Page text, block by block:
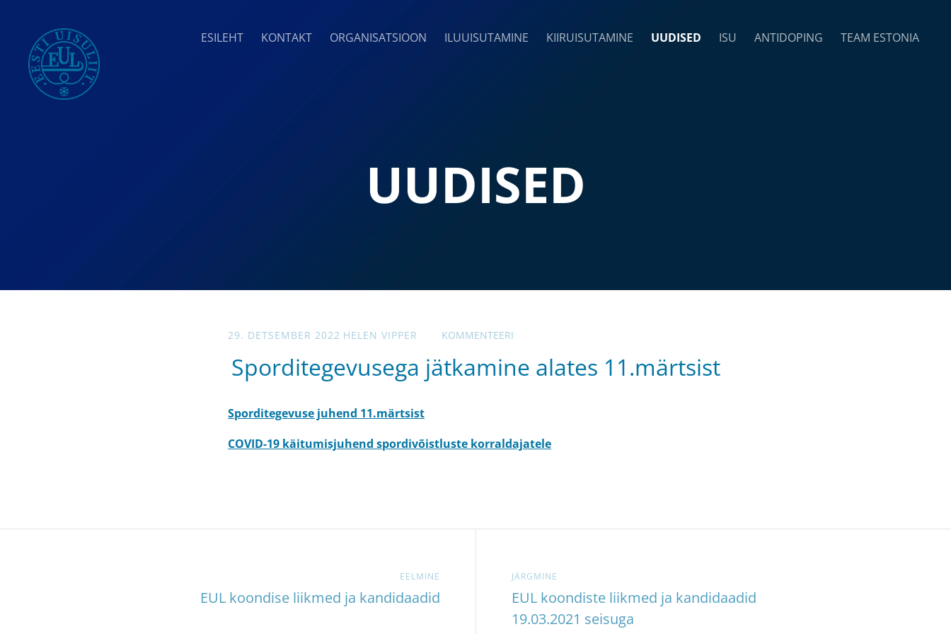
ESILEHT KONTAKT ORGANISATSIOON ILUUISUTAMINE KIIRUISUTAMINE UUDISED ISU ANTIDOPING TEAM ESTONIA
UUDISED
29. DETSEMBER 2022 HELEN VIPPER KOMMENTEERI
Sporditegevusega jätkamine alates 11.märtsist
Sporditegevuse juhend 11.märtsist
COVID-19 käitumisjuhend spordivõistluste korraldajatele
EELMINE
EUL koondise liikmed ja kandidaadid
JÄRGMINE
EUL koondiste liikmed ja kandidaadid
19.03.2021 seisuga